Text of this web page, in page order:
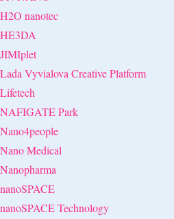
H2O nanotec
HE3DA
JIMIplet
Lada Vyvialova Creative Platform
Lifetech
NAFIGATE Park
Nano4people
Nano Medical
Nanopharma
nanoSPACE
nanoSPACE Technology